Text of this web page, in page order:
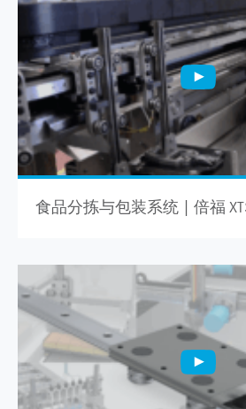
食品分拣与包装系统 | 倍福